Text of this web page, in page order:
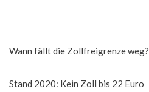
Wann fällt die Zollfreigrenze weg?
Stand 2020: Kein Zoll bis 22 Euro